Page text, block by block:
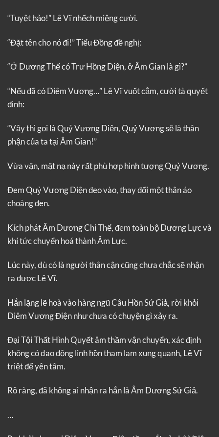
“Tuyệt hảo!” Lê Vĩ nhếch miệng cười.
“Đặt tên cho nó đi!” Tiểu Đồng đề nghị:
“Ở Dương Thế có Trư Hồng Diện, ở Âm Gian là gì?”
“Nếu đã có Diêm Vương…” Lê Vĩ vuốt cằm, cười tà quyết
định:
“Vậy thì gọi là Quỷ Vương Diện, Quỷ Vương sẽ là thân
phận của ta tại Âm Gian!”
Vừa vặn, mặt nạ này rất phù hợp hình tượng Quỷ Vương.
Đem Quỷ Vương Diện đeo vào, thay đổi một thân áo
choàng đen.
Kích phát Âm Dương Chi Thể, đem toàn bộ Dương Lực và
khí tức chuyển hoá thành Âm Lực.
Lúc này, dù có là người thân cận cũng chưa chắc sẽ nhận
ra được Lê Vĩ.
Hắn lặng lẽ hoà vào hàng ngũ Câu Hồn Sứ Giả, rời khỏi
Diêm Vương Điện như chưa có chuyện gì xảy ra.
Đại Tội Thất Hình Quyết âm thầm vận chuyển, xác định
không có dao động linh hồn tham lam xung quanh, Lê Vĩ
triệt để yên tâm.
Rõ ràng, đã không ai nhận ra hắn là Âm Dương Sứ Giả.
…